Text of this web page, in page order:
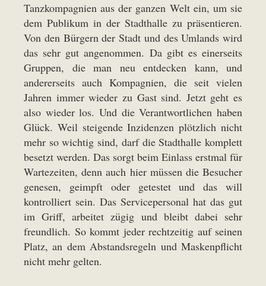
Tanzkompagnien aus der ganzen Welt ein, um sie
dem Publikum in der Stadthalle zu präsentieren.
Von den Bürgern der Stadt und des Umlands wird
das sehr gut angenommen. Da gibt es einerseits
Gruppen, die man neu entdecken kann, und
andererseits auch Kompagnien, die seit vielen
Jahren immer wieder zu Gast sind. Jetzt geht es
also wieder los. Und die Verantwortlichen haben
Glück. Weil steigende Inzidenzen plötzlich nicht
mehr so wichtig sind, darf die Stadthalle komplett
besetzt werden. Das sorgt beim Einlass erstmal für
Wartezeiten, denn auch hier müssen die Besucher
genesen, geimpft oder getestet und das will
kontrolliert sein. Das Servicepersonal hat das gut
im Griff, arbeitet zügig und bleibt dabei sehr
freundlich. So kommt jeder rechtzeitig auf seinen
Platz, an dem Abstandsregeln und Maskenpflicht
nicht mehr gelten.